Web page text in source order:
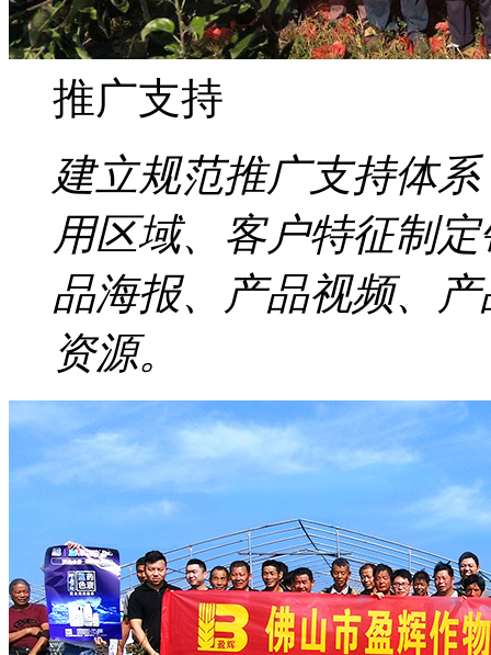
推广支持
建立规范推广支持体
用区域、客户特征制
品海报、产品视频、
资源。